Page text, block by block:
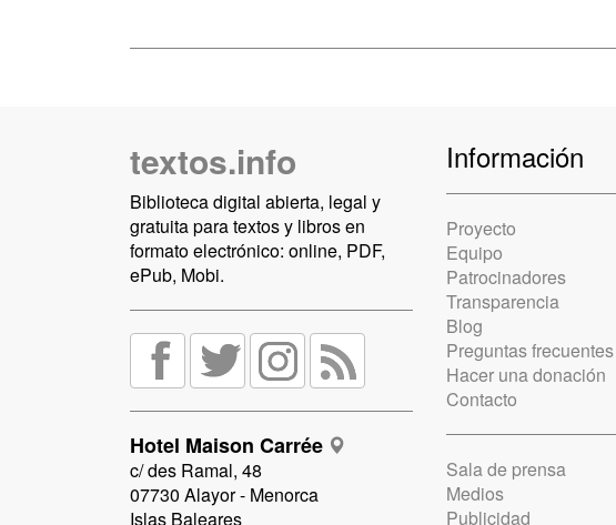
textos.info
Biblioteca digital abierta, legal y
gratuita para textos y libros en
formato electrónico: online, PDF,
ePub, Mobi.
Hotel Maison Carrée
c/ des Ramal, 48
07730 Alayor - Menorca
Islas Baleares
Información
Proyecto
Equipo
Patrocinadores
Transparencia
Blog
Preguntas frecuentes
Hacer una donación
Contacto
Sala de prensa
Medios
Publicidad